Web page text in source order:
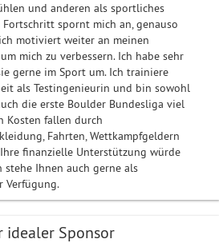
und anderen als sportliches
Fortschritt spornt mich an, genauso
motiviert weiter an meinen
mich zu verbessern. Ich habe sehr
gerne im Sport um. Ich trainiere
als Testingenieurin und bin sowohl
die erste Boulder Bundesliga viel
Kosten fallen durch
Fahrten, Wettkampfgeldern
finanzielle Unterstützung würde
stehe Ihnen auch gerne als
Verfügung.
idealer Sponsor